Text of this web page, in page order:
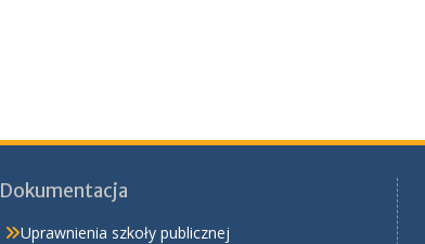
Dokumentacja
Uprawnienia szkoły publicznej